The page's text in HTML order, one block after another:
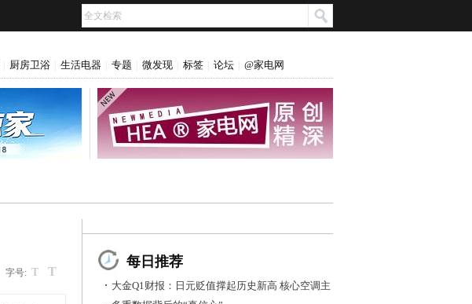
厨房卫浴 生活电器 专题 微发现 标签 论坛 @家电网
字号: T T
每日推荐
大金Q1财报：日元贬值撑起历史新高 核心空调主